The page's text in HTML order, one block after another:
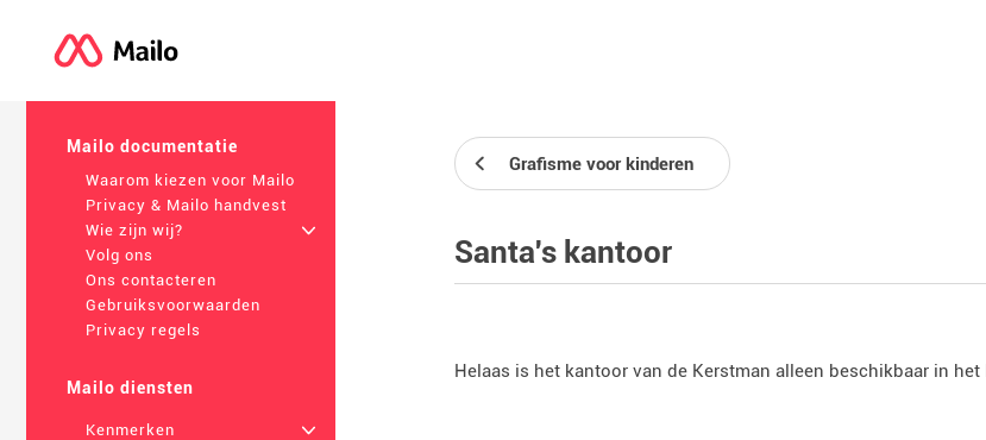
Mailo documentatie
Waarom kiezen voor Mailo
Privacy & Mailo handvest
Wie zijn wij?
+
Volg ons
Ons contacteren
Gebruiksvoorwaarden
Privacy regels
Mailo diensten
Kenmerken
+
Grafisme voor kinderen
Santa's kantoor
Helaas is het kantoor van de Kerstman alleen beschikbaar in het